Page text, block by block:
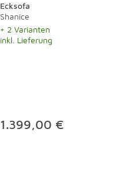
Ecksofa
Shanice
+ 2 Varianten
inkl. Lieferung
1.399,00 €